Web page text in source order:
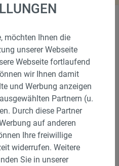
AUF YOUTUBE
möchten Ihnen die
unserer Webseite
Webseite fortlaufend
wir Ihnen damit
und Werbung anzeigen
Partnern (u.
Durch diese Partner
auf anderen
Ihre freiwillige
widerrufen. Weitere
Sie in unserer